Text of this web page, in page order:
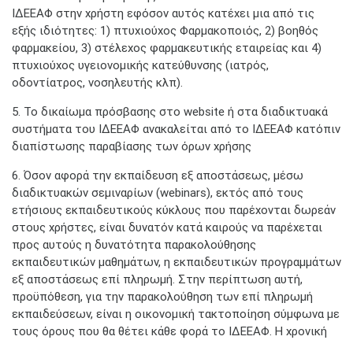
ΙΔΕΕΑΦ στην χρήστη εφόσον αυτός κατέχει μια από τις
εξής ιδιότητες: 1) πτυχιούχος Φαρμακοποιός, 2) βοηθός
φαρμακείου, 3) στέλεχος φαρμακευτικής εταιρείας και 4)
πτυχιούχος υγειονομικής κατεύθυνσης (ιατρός,
οδοντίατρος, νοσηλευτής κλπ).
5. Το δικαίωμα πρόσβασης στο website ή στα διαδικτυακά
συστήματα του ΙΔΕΕΑΦ ανακαλείται από τo ΙΔΕΕΑΦ κατόπιν
διαπίστωσης παραβίασης των όρων χρήσης
6. Όσον αφορά την εκπαίδευση εξ αποστάσεως, μέσω
διαδικτυακών σεμιναρίων (webinars), εκτός από τους
ετήσιους εκπαιδευτικούς κύκλους που παρέχονται δωρεάν
στους χρήστες, είναι δυνατόν κατά καιρούς να παρέχεται
προς αυτούς η δυνατότητα παρακολούθησης
εκπαιδευτικών μαθημάτων, η εκπαιδευτικών προγραμμάτων
εξ αποστάσεως επί πληρωμή. Στην περίπτωση αυτή,
προϋπόθεση, για την παρακολούθηση των επί πληρωμή
εκπαιδεύσεων, είναι η οικονομική τακτοποίηση σύμφωνα με
τους όρους που θα θέτει κάθε φορά το ΙΔΕΕΑΦ. Η χρονική